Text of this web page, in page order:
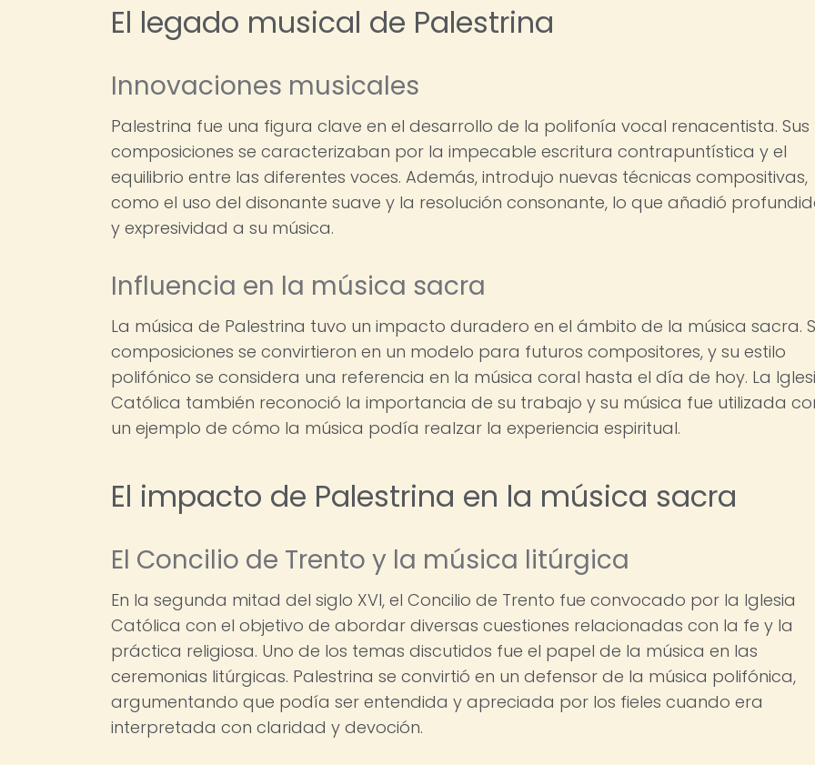
El legado musical de Palestrina
Innovaciones musicales
Palestrina fue una figura clave en el desarrollo de la polifonía vocal renacentista. Sus
composiciones se caracterizaban por la impecable escritura contrapuntística y el
equilibrio entre las diferentes voces. Además, introdujo nuevas técnicas compositivas,
como el uso del disonante suave y la resolución consonante, lo que añadió
y expresividad a su música.
Influencia en la música sacra
La música de Palestrina tuvo un impacto duradero en el ámbito de la música sacra.
composiciones se convirtieron en un modelo para futuros compositores, y su estilo
polifónico se considera una referencia en la música coral hasta el día de hoy. La
Católica también reconoció la importancia de su trabajo y su música fue utilizada
un ejemplo de cómo la música podía realzar la experiencia espiritual.
El impacto de Palestrina en la música sacra
El Concilio de Trento y la música litúrgica
En la segunda mitad del siglo XVI, el Concilio de Trento fue convocado por la Iglesia
Católica con el objetivo de abordar diversas cuestiones relacionadas con la fe y la
práctica religiosa. Uno de los temas discutidos fue el papel de la música en las
ceremonias litúrgicas. Palestrina se convirtió en un defensor de la música polifónica,
argumentando que podía ser entendida y apreciada por los fieles cuando era
interpretada con claridad y devoción.